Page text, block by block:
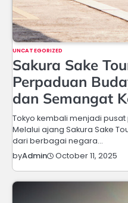
UNCATEGORIZED
Sakura Sake
Perpaduan
dan Semangat
Tokyo kembali menjadi
Melalui ajang Sakura Sake
dari berbagai negara…
byAdmin October 11, 2025